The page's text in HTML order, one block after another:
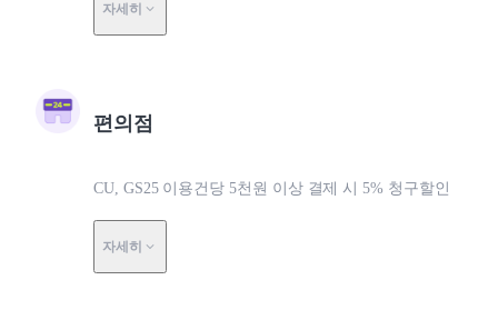
자세히
편의점
CU, GS25 이용건당 5천원 이상 결제 시 5% 청구할인
자세히